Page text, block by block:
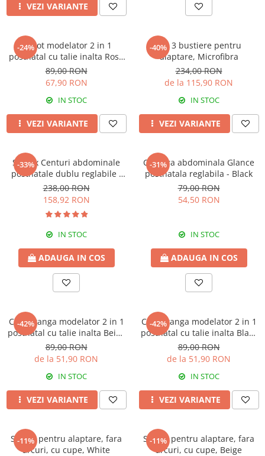
VEZI VARIANTE
-24%
Chilot modelator 2 in 1
postnatal cu talie inalta Rose
Girl Black
89,00 RON
67,90 RON
IN STOC
VEZI VARIANTE
-40%
Set 3 bustiere pentru
alaptare, Microfibra
234,00 RON
de la 115,90 RON
IN STOC
VEZI VARIANTE
-33%
Set 2 x Centuri abdominale
postnatale dublu reglabile -
Beige-Black
238,00 RON
158,92 RON
IN STOC
ADAUGA IN COS
-31%
Centura abdominala Glance
postnatala reglabila - Black
79,00 RON
54,50 RON
IN STOC
ADAUGA IN COS
-42%
Chilot tanga modelator 2 in 1
postnatal cu talie inalta Beige
Rose Girl
89,00 RON
de la 51,90 RON
IN STOC
VEZI VARIANTE
-42%
Chilot tanga modelator 2 in 1
postnatal cu talie inalta Black
Rose Girl
89,00 RON
de la 51,90 RON
IN STOC
VEZI VARIANTE
-11%
Sutien pentru alaptare, fara
arcuri, cu cupe, White
-11%
Sutien pentru alaptare, fara
arcuri, cu cupe, Beige